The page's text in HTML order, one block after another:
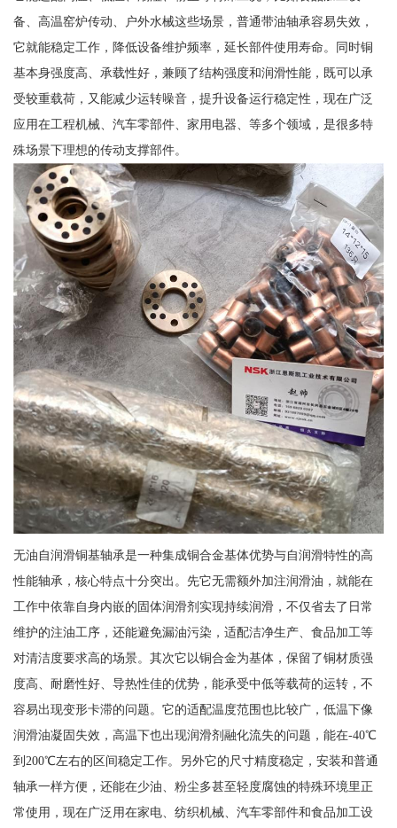
备、高温窑炉传动、户外水械这些场景，普通带油轴承容易失效，
它就能稳定工作，降低设备维护频率，延长部件使用寿命。同时铜
基本身强度高、承载性好，兼顾了结构强度和润滑性能，既可以承
受较重载荷，又能减少运转噪音，提升设备运行稳定性，现在广泛
应用在工程机械、汽车零部件、家用电器、等多个领域，是很多特
殊场景下理想的传动支撑部件。
无油自润滑铜基轴承是一种集成铜合金基体优势与自润滑特性的高
性能轴承，核心特点十分突出。先它无需额外加注润滑油，就能在
工作中依靠自身内嵌的固体润滑剂实现持续润滑，不仅省去了日常
维护的注油工序，还能避免漏油污染，适配洁净生产、食品加工等
对清洁度要求高的场景。其次它以铜合金为基体，保留了铜材质强
度高、耐磨性好、导热性佳的优势，能承受中低等载荷的运转，不
容易出现变形卡滞的问题。它的适配温度范围也比较广，低温下像
润滑油凝固失效，高温下也出现润滑剂融化流失的问题，能在-40℃
到200℃左右的区间稳定工作。另外它的尺寸精度稳定，安装和普通
轴承一样方便，还能在少油、粉尘多甚至轻度腐蚀的特殊环境里正
常使用，现在广泛用在家电、纺织机械、汽车零部件和食品加工设